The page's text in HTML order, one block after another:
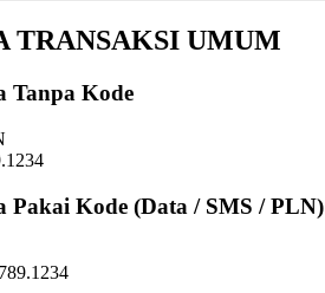
TRANSAKSI UMUM
Tanpa Kode
Pakai Kode (Data / SMS / PLN)